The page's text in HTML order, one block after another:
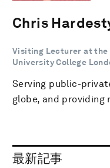
Chris
Visiting Lecturer at the
University College
Serving public-
globe, and
最新記事